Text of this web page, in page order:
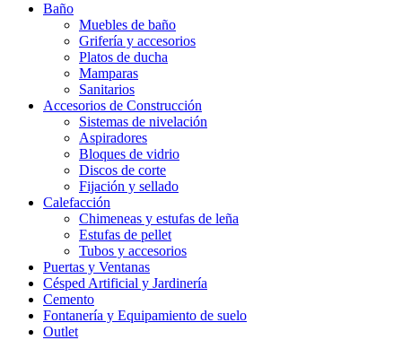
Baño
Muebles de baño
Grifería y accesorios
Platos de ducha
Mamparas
Sanitarios
Accesorios de Construcción
Sistemas de nivelación
Aspiradores
Bloques de vidrio
Discos de corte
Fijación y sellado
Calefacción
Chimeneas y estufas de leña
Estufas de pellet
Tubos y accesorios
Puertas y Ventanas
Césped Artificial y Jardinería
Cemento
Fontanería y Equipamiento de suelo
Outlet